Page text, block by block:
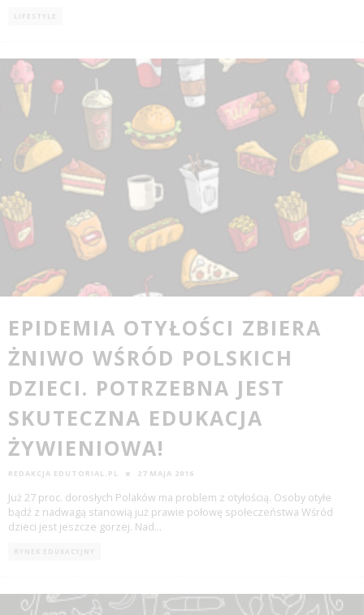
LIFESTYLE
EPIDEMIA OTYŁOŚCI ZBIERA
ŻNIWO WŚRÓD POLSKICH
DZIECI. POTRZEBNA JEST
SKUTECZNA EDUKACJA
ŻYWIENIOWA!
REDAKCJA EDUTORIAL.PL 27 MAJA 2016
Już 27 proc. dorosłych Polaków ma problem z otyłością. Osoby otyłe
bądź z nadwagą stanowią już prawie połowę społeczeństwa Wśród
dzieci jest jeszcze gorzej. Nad...
RYNEK EDUKACYJNY